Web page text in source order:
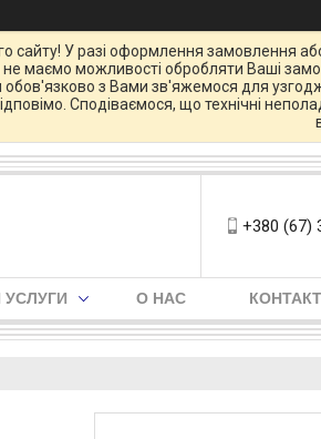
сайту! У разі оформлення замовлення
маємо можливості обробляти Ваші
обов'язково з Вами зв'яжемося для
Сподіваємося, що технічні
+380 (67)
О НАС